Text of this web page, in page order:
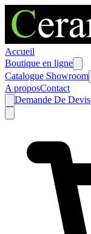
Accueil
Boutique en ligne
Catalogue Showroom
A proposContact
Demande De Devis